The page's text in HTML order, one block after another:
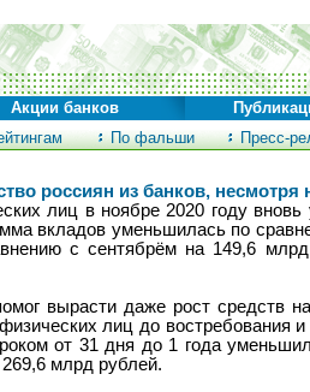
По фальши Пресс-
Акции банков
россиян из банков, несмотря
лиц в ноябре 2020 году
вкладов уменьшилась по
с сентябрём на 149,6
вырасти даже рост средств
лиц до востребования
от 31 дня до 1 года
млрд рублей.